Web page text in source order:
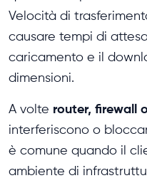
Velocità di
causare tempi di
caricamento e il
dimensioni.
A volte router, firewall
interferiscono o
è comune quando il
ambiente di